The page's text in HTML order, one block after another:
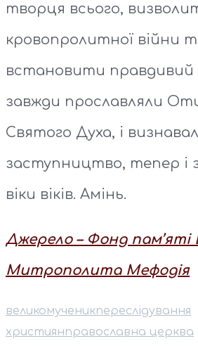
творця всього,
кровопролитної війни
встановити
завжди прославляли
Святого Духа, і
заступництво, тепер і
віки віків. Амінь.
Джерело – Фонд пам’яті
Митрополита Мефодія
великомученикпереслідування
християнправославна церква